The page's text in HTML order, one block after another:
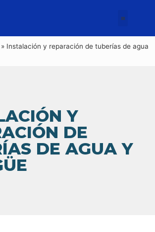
» Instalación y reparación de tuberías de agua
Y
DE
DE AGUA Y